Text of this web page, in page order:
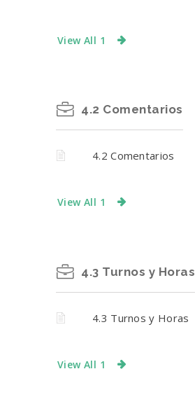
View All 1
4.2 Comentarios
4.2 Comentarios
View All 1
4.3 Turnos y Horas
4.3 Turnos y Horas
View All 1